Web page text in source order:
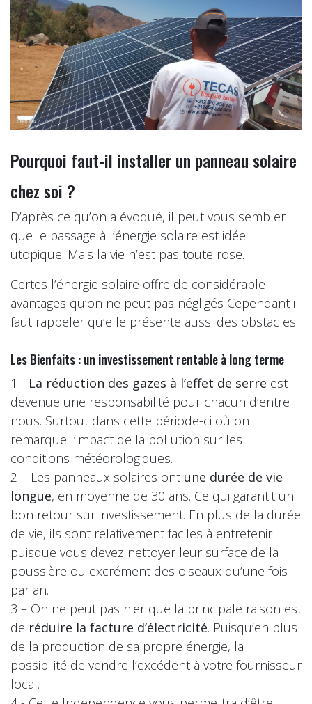
Pourquoi faut-il installer un panneau solaire
chez soi ?
D’après ce qu’on a évoqué, il peut vous sembler
que le passage à l’énergie solaire est idée
utopique. Mais la vie n’est pas toute rose.
Certes l’énergie solaire offre de considérable
avantages qu’on ne peut pas négligés Cependant il
faut rappeler qu’elle présente aussi des obstacles.
Les Bienfaits : un investissement rentable à long terme
1 - La réduction des gazes à l’effet de serre est
devenue une responsabilité pour chacun d’entre
nous. Surtout dans cette période-ci où on
remarque l’impact de la pollution sur les
conditions météorologiques.
2 – Les panneaux solaires ont une durée de vie
longue, en moyenne de 30 ans. Ce qui garantit un
bon retour sur investissement. En plus de la durée
de vie, ils sont relativement faciles à entretenir
puisque vous devez nettoyer leur surface de la
poussière ou excrément des oiseaux qu’une fois
par an.
3 – On ne peut pas nier que la principale raison est
de réduire la facture d’électricité. Puisqu’en plus
de la production de sa propre énergie, la
possibilité de vendre l’excédent à votre fournisseur
local.